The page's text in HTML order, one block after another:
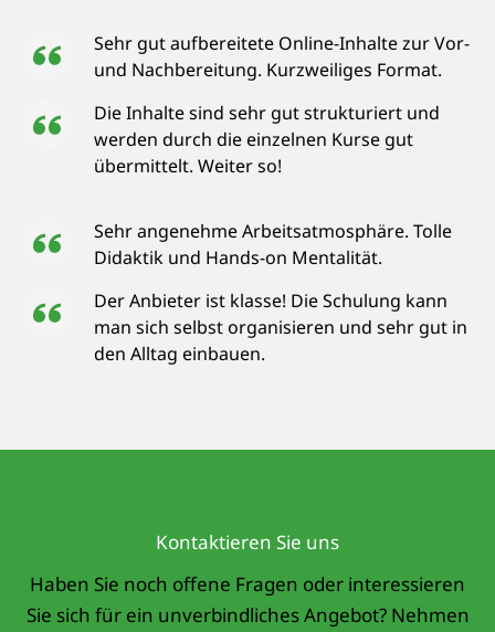
Sehr gut aufbereitete Online-Inhalte zur Vor-
und Nachbereitung. Kurzweiliges Format.
Die Inhalte sind sehr gut strukturiert und
werden durch die einzelnen Kurse gut
übermittelt. Weiter so!
Sehr angenehme Arbeitsatmosphäre. Tolle
Didaktik und Hands-on Mentalität.
Der Anbieter ist klasse! Die Schulung kann
man sich selbst organisieren und sehr gut in
den Alltag einbauen.
Kontaktieren Sie uns
Haben Sie noch offene Fragen oder interessieren
Sie sich für ein unverbindliches Angebot? Nehmen